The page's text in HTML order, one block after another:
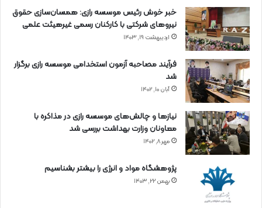
خبر خوش رئیس موسسه رازی: همسان‌سازی حقوق
نیروهای شرکتی با کارکنان رسمی غیرهیئت علمی
اردیبهشت ۱۹, ۱۴۰۳
فرآیند مصاحبه آزمون استخدامی موسسه رازی برگزار
شد
آبان ۱۰, ۱۴۰۲
نیازها و چالش‌های موسسه رازی در مذاکره با
معاونان وزارت بهداشت بررسی شد
مهر ۸, ۱۴۰۲
پژوهشگاه مواد و انرژی را بیشتر بشناسیم
بهمن ۲۲, ۱۴۰۳